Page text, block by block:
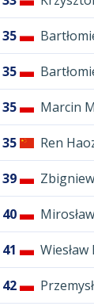
35
35
35 Marcin
35 Ren
39
40
41
42